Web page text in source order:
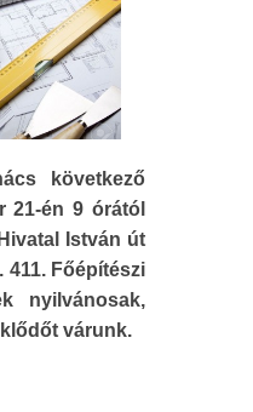
következő
21-én 9 órától
István út
411. Főépítészi
nyilvánosak,
várunk.